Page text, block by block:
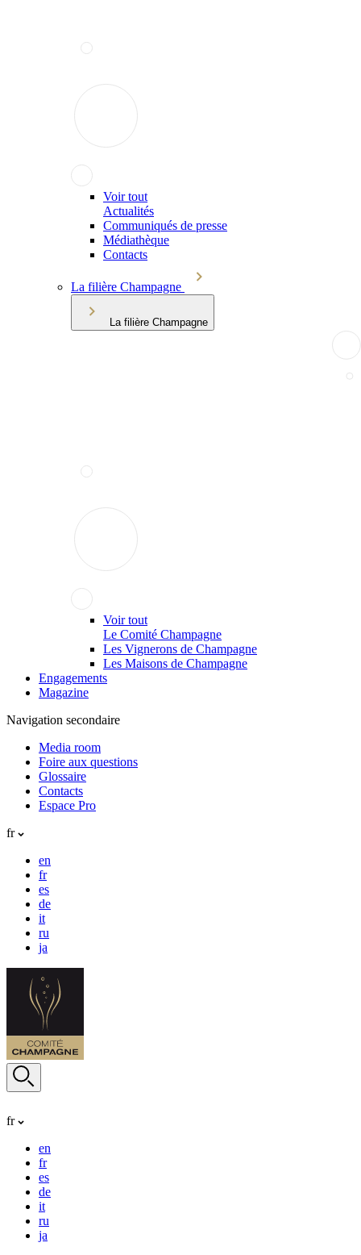
Voir tout
Actualités
Communiqués de presse
Médiathèque
Contacts
La filière Champagne
La filière Champagne
Voir tout
Le Comité Champagne
Les Vignerons de Champagne
Les Maisons de Champagne
Engagements
Magazine
Navigation secondaire
Media room
Foire aux questions
Glossaire
Contacts
Espace Pro
fr
en
fr
es
de
it
ru
ja
fr
en
fr
es
de
it
ru
ja